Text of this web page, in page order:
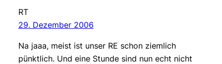
RT
29. Dezember 2006
Na jaaa, meist ist unser RE schon ziemlich
pünktlich. Und eine Stunde sind nun echt nicht